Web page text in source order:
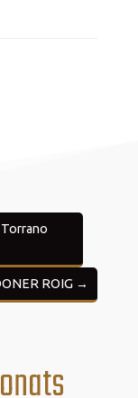
ROIG →